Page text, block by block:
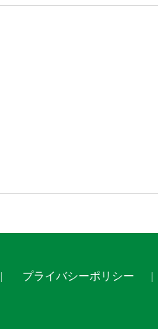
プライバシーポリシー